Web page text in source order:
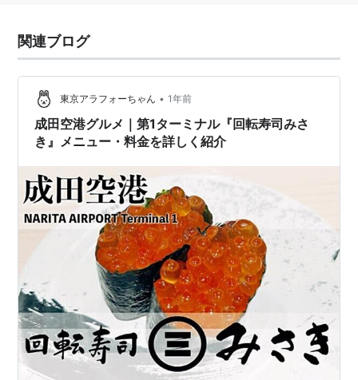
関連ブログ
東京アラフォーちゃん • 1年前
成田空港グルメ｜第1ターミナル『回転寿司みさ
き』メニュー・料金を詳しく紹介